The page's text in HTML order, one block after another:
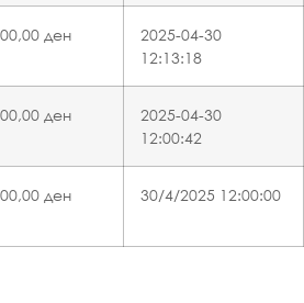
ден
2025-04-30
12:13:18
ден
2025-04-30
12:00:42
ден 30/4/2025 12:00:00